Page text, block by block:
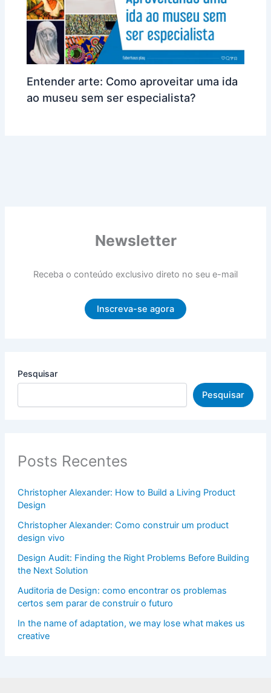
Entender arte: Como aproveitar uma ida
ao museu sem ser especialista?
Newsletter
Receba o conteúdo exclusivo direto no seu e-mail
Inscreva-se agora
Pesquisar
Pesquisar
Posts Recentes
Christopher Alexander: How to Build a Living Product
Design
Christopher Alexander: Como construir um product
design vivo
Design Audit: Finding the Right Problems Before Building
the Next Solution
Auditoria de Design: como encontrar os problemas
certos sem parar de construir o futuro
In the name of adaptation, we may lose what makes us
creative